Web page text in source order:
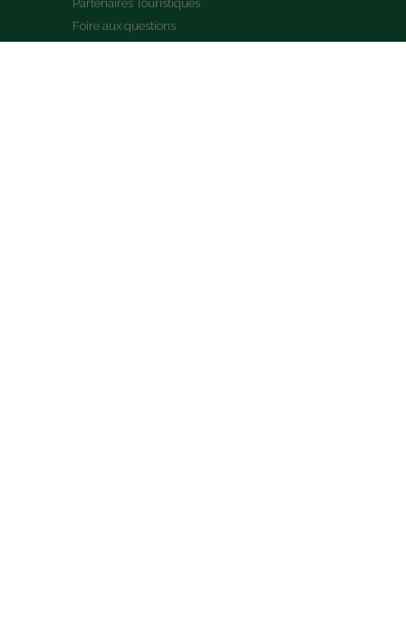
Partenaires Touristiques
Foire aux questions